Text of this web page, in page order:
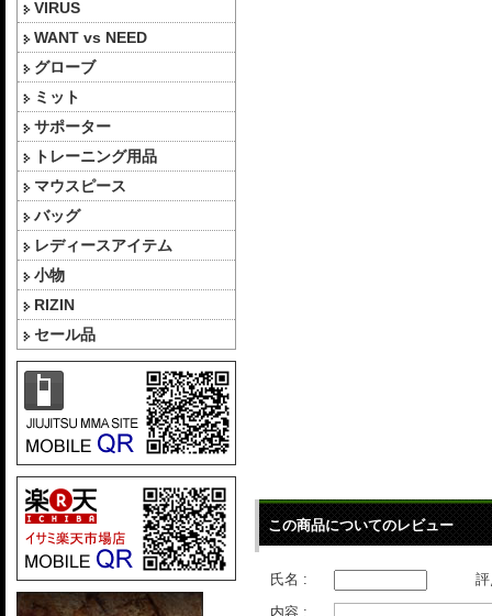
VIRUS
WANT vs NEED
グローブ
ミット
サポーター
トレーニング用品
マウスピース
バッグ
レディースアイテム
小物
RIZIN
セール品
この商品についてのレビュー
氏名 :
内容 :